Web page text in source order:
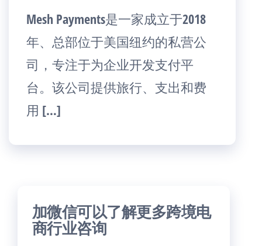
Mesh Payments是一家成立于2018
年、总部位于美国纽约的私营公
司，专注于为企业开发支付平
台。该公司提供旅行、支出和费
用 […]
加微信可以了解更多跨境电
商行业咨询